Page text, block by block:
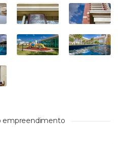
empreendimento